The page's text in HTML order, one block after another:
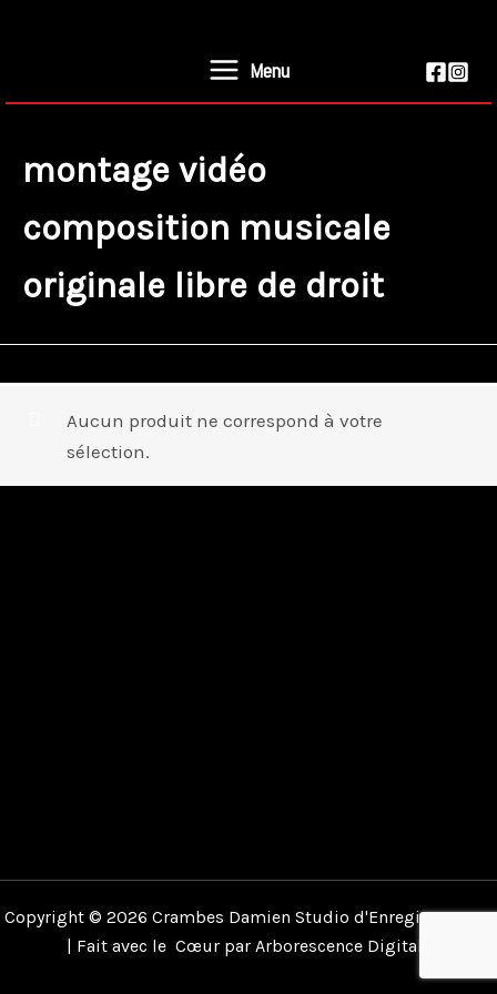
Menu
montage vidéo
composition musicale
originale libre de droit
Aucun produit ne correspond à votre
sélection.
Copyright © 2026 Crambes Damien Studio d'Enregistrement
| Fait avec le Cœur par Arborescence Digitale